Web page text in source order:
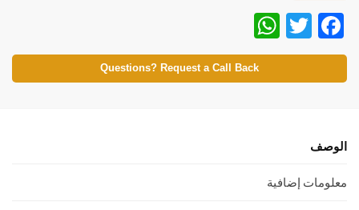
F
ac
e
o
k
T
w
itt
h
at
Questions? Request a Call Back
الوصف
معلومات إضافية